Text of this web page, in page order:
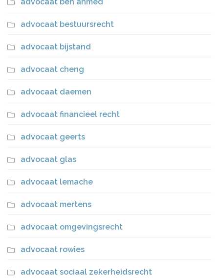
advocaat bestuursrecht
advocaat bijstand
advocaat cheng
advocaat daemen
advocaat financieel recht
advocaat geerts
advocaat glas
advocaat lemache
advocaat mertens
advocaat omgevingsrecht
advocaat rowies
advocaat sociaal zekerheidsrecht